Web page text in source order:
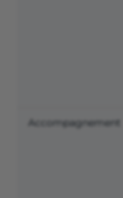
Accompagnement